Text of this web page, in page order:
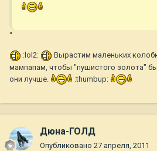
"
:lol2:
Вырастим маленьких
мампапам, чтобы "пушистого золота"
они лучше.
:thumbup:
Дюна-ГОЛД
Опубликовано 27 апреля, 2011